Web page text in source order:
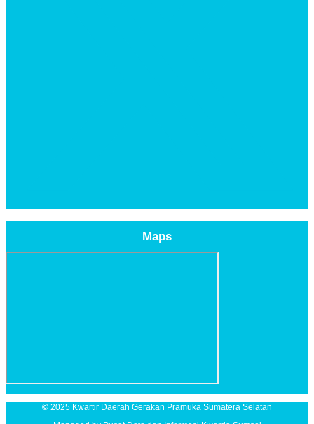
Maps
© 2025 Kwartir Daerah Gerakan Pramuka Sumatera Selatan